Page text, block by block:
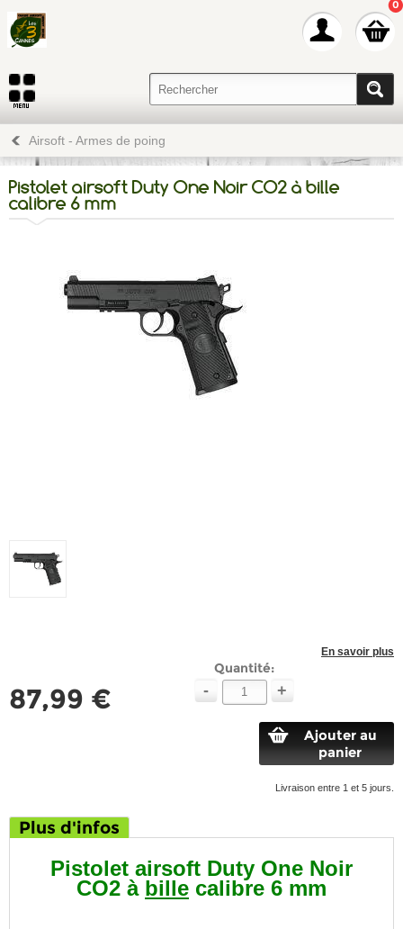
0
Airsoft - Armes de poing
Pistolet airsoft Duty One Noir CO2 à bille
calibre 6 mm
En savoir plus
87,99 €
Quantité:
- +
Ajouter au
panier
Livraison entre 1 et 5 jours.
Plus d'infos
Pistolet airsoft Duty One Noir
CO2 à bille calibre 6 mm